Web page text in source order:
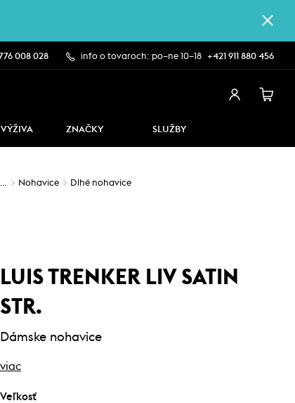
008 028 info o tovaroch: po–ne 10–18 +421 911 880 456
ZNAČKY SLUŽBY
… Nohavice Dlhé nohavice
LUIS TRENKER LIV SATIN
STR.
Dámske nohavice
viac
Veľkosť